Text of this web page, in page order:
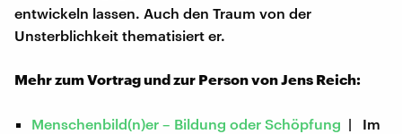
entwickeln lassen. Auch den Traum von der
Unsterblichkeit thematisiert er.
Mehr zum Vortrag und zur Person von Jens Reich:
Menschenbild(n)er – Bildung oder Schöpfung | Im